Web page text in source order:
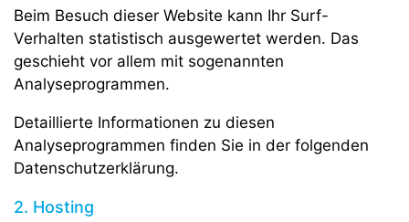
Beim Besuch dieser Website kann Ihr Surf-
Verhalten statistisch ausgewertet werden. Das
geschieht vor allem mit sogenannten
Analyseprogrammen.
Detaillierte Informationen zu diesen
Analyseprogrammen finden Sie in der folgenden
Datenschutzerklärung.
2. Hosting